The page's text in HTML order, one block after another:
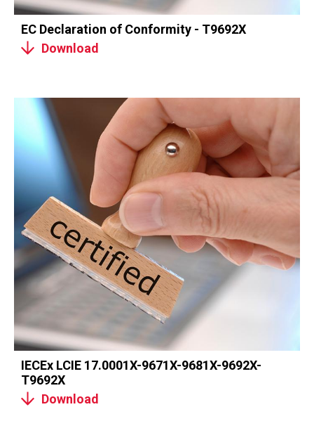
EC Declaration of Conformity - T9692X
Download
IECEx LCIE 17.0001X-9671X-9681X-9692X-
T9692X
Download